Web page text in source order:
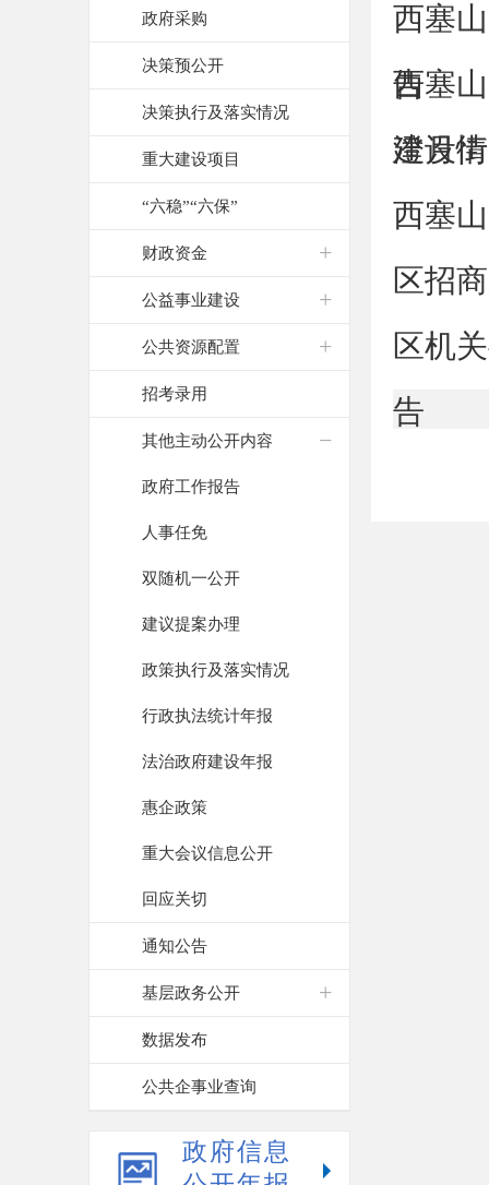
政府采购
决策预公开
决策执行及落实情况
重大建设项目
“六稳”“六保”
财政资金
公益事业建设
公共资源配置
招考录用
其他主动公开内容
政府工作报告
人事任免
双随机一公开
建议提案办理
政策执行及落实情况
行政执法统计年报
法治政府建设年报
惠企政策
重大会议信息公开
回应关切
通知公告
基层政务公开
数据发布
公共企事业查询
政府信息
西塞
告
西塞
建设
澄月
西塞
区招
区机
告